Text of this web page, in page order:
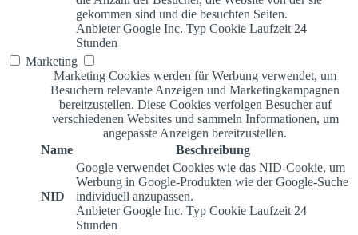
gekommen sind und die besuchten Seiten.
Anbieter Google Inc. Typ Cookie Laufzeit 24
Stunden
Marketing
Marketing Cookies werden für Werbung verwendet, um
Besuchern relevante Anzeigen und Marketingkampagnen
bereitzustellen. Diese Cookies verfolgen Besucher auf
verschiedenen Websites und sammeln Informationen, um
angepasste Anzeigen bereitzustellen.
Name
Beschreibung
NID
Google verwendet Cookies wie das NID-Cookie, um
Werbung in Google-Produkten wie der Google-Suche
individuell anzupassen.
Anbieter Google Inc. Typ Cookie Laufzeit 24
Stunden